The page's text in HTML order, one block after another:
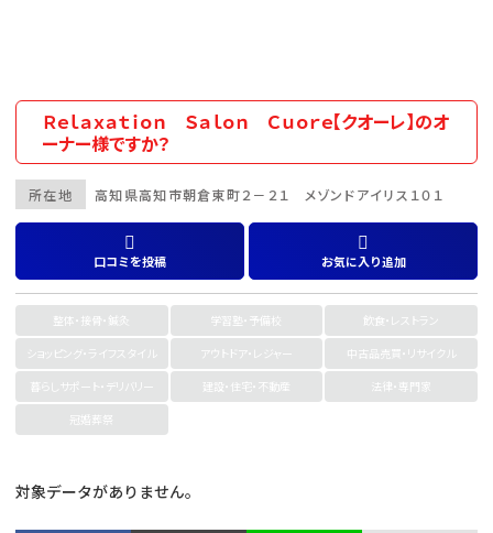
Ｒｅｌａｘａｔｉｏｎ Ｓａｌｏｎ Ｃｕｏｒｅ【クオーレ】のオ
ーナー様ですか？
所在地 高知県高知市朝倉東町２－２１ メゾンドアイリス１０１
口コミを投稿 お気に入り追加
整体・接骨・鍼灸 学習塾・予備校
飲食・レストラン
ショッピング・ライフスタイル
アウトドア・レジャー
中古品売買・リサイクル
暮らしサポート・デリバリー
建設・住宅・不動産
法律・専門家
冠婚葬祭
対象データがありません。